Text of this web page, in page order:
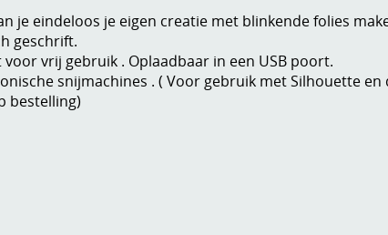
je eindeloos je eigen creatie met blinkende folies
geschrift.
voor vrij gebruik . Oplaadbaar in een USB poort.
snijmachines . ( Voor gebruik met Silhouette en
bestelling)